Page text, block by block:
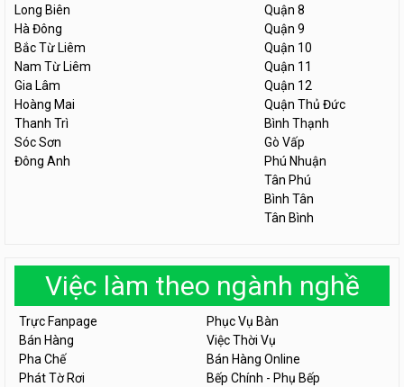
Long Biên
Hà Đông
Bắc Từ Liêm
Nam Từ Liêm
Gia Lâm
Hoàng Mai
Thanh Trì
Sóc Sơn
Đông Anh
Quận 8
Quận 9
Quận 10
Quận 11
Quận 12
Quận Thủ Đức
Bình Thạnh
Gò Vấp
Phú Nhuận
Tân Phú
Bình Tân
Tân Bình
Việc làm theo ngành nghề
Trực Fanpage
Phục Vụ Bàn
Bán Hàng
Việc Thời Vụ
Pha Chế
Bán Hàng Online
Phát Tờ Rơi
Bếp Chính - Phụ Bếp